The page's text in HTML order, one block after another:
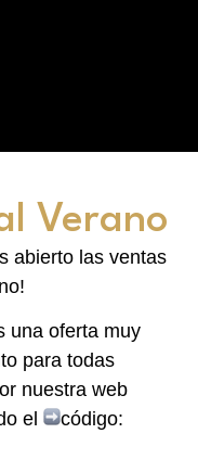
Verano
abierto las ventas
una oferta muy
para todas
nuestra web
el
código: